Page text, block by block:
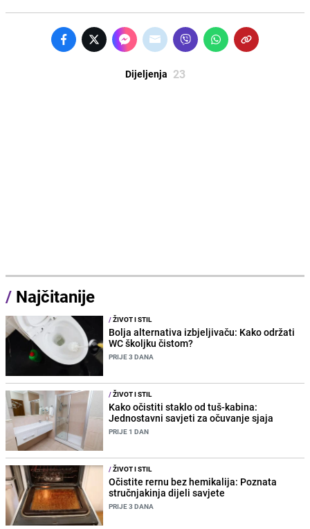
Dijeljenja 23
/ Najčitanije
/ŽIVOT I STIL
Bolja alternativa izbjeljivaču: Kako održati
WC školjku čistom?
PRIJE 3 DANA
/ŽIVOT I STIL
Kako očistiti staklo od tuš-kabina:
Jednostavni savjeti za očuvanje sjaja
PRIJE 1 DAN
/ŽIVOT I STIL
Očistite rernu bez hemikalija: Poznata
stručnjakinja dijeli savjete
PRIJE 3 DANA